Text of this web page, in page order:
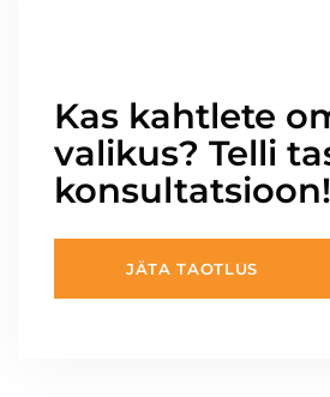
Kas kahtlete
valikus? Telli
konsultatsioon!
JÄTA TAOTLUS